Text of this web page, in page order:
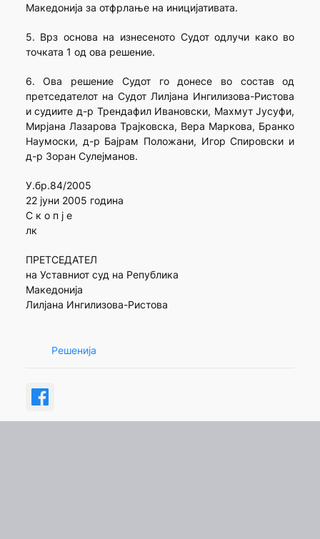
Македонија за отфрлање на иницијативата.
5. Врз основа на изнесеното Судот одлучи како во
точката 1 од ова решение.
6. Ова решение Судот го донесе во состав од
претседателот на Судот Лилјана Ингилизова-Ристова
и судиите д-р Трендафил Ивановски, Махмут Јусуфи,
Мирјана Лазарова Трајковска, Вера Маркова, Бранко
Наумоски, д-р Бајрам Положани, Игор Спировски и
д-р Зоран Сулејманов.
У.бр.84/2005
22 јуни 2005 година
С к о п ј е
лк
ПРЕТСЕДАТЕЛ
на Уставниот суд на Република
Македонија
Лилјана Ингилизова-Ристова
Решенија